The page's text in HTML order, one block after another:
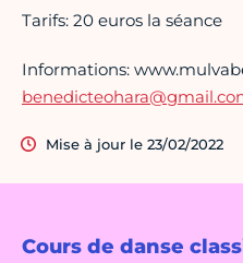
Cours de danse
Tarifs: 20 euros la séance
Informations:
Mise à jour le 23/02/2022